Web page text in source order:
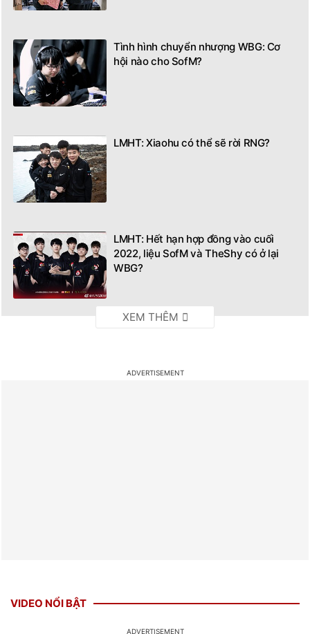
Tình hình chuyển nhượng WBG: Cơ
hội nào cho SofM?
LMHT: Xiaohu có thể sẽ rời RNG?
LMHT: Hết hạn hợp đồng vào cuối
2022, liệu SofM và TheShy có ở lại
WBG?
VIDEO NỔI BẬT